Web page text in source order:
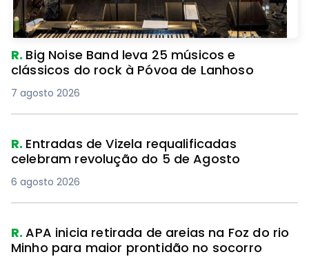
R. Big Noise Band leva 25 músicos e
clássicos do rock à Póvoa de Lanhoso
7 agosto 2026
R. Entradas de Vizela requalificadas
celebram revolução do 5 de Agosto
6 agosto 2026
R.APA inicia retirada de areias na Foz do rio
Minho para maior prontidão no socorro